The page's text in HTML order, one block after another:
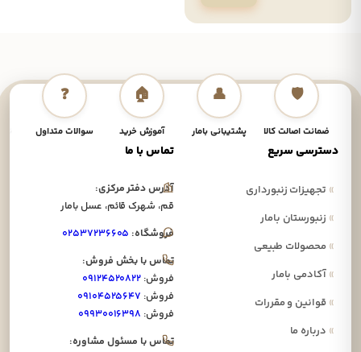
🛡️
ضمانت اصالت کالا
👤
پشتیبانی بامار
🏠
آموزش خرید
❓
سوالات متداول
دسترسی سریع
»تجهیزات زنبورداری
»زنبورستان بامار
»محصولات طبیعی
»آکادمی بامار
»قوانین و مقررات
»درباره ما
تماس با ما
آدرس دفتر مرکزی:
قم، شهرک قائم، عسل بامار
فروشگاه: ۰۲۵۳۷۲۳۶۶۰۵
تماس با بخش فروش:
فروش: ۰۹۱۲۴۵۲۰۸۲۲
فروش: ۰۹۱۰۴۵۲۵۶۴۷
فروش: ۰۹۹۳۰۰۱۶۳۹۸
تماس با مسئول مشاوره: